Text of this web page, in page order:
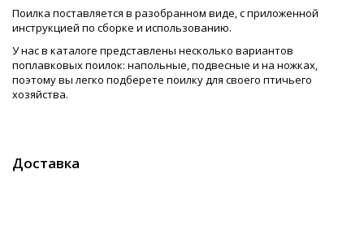
Поилка поставляется в разобранном виде, с приложенной
инструкцией по сборке и использованию.
У нас в каталоге представлены несколько вариантов
поплавковых поилок: напольные, подвесные и на ножках,
поэтому вы легко подберете поилку для своего птичьего
хозяйства.
Доставка